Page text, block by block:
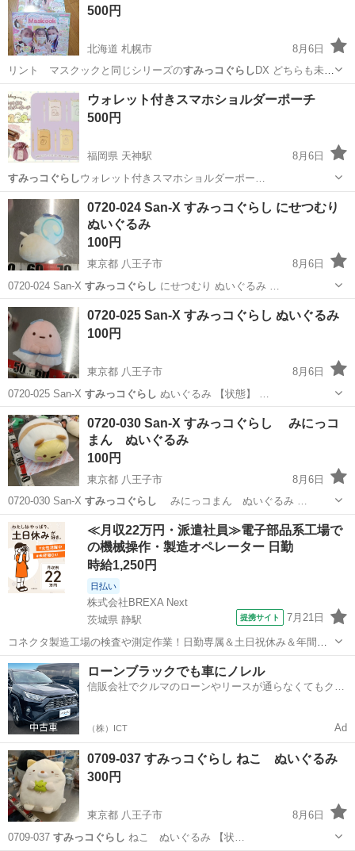
500円
北海道 札幌市
8月6日
リント マスクックと同じシリーズのすみっコぐらし DX どちらも未開
封品です。セ…
北海道 札幌市 すみっコぐらし
ウォレット付きスマホショルダーポーチ
500円
福岡県 天神駅
8月6日
すみっコぐらしウォレット付きスマホショルダーポー…
福岡 福岡市 ウォレット
0720-024 San-X すみっコぐらし にせつむり
ぬいぐるみ
100円
東京都 八王子市
8月6日
0720-024 San-X すみっコぐらし
東京 八王子市 San
0720-025 San-X すみっコぐらし ぬいぐるみ
100円
東京都 八王子市
8月6日
0720-025 San-X すみっコぐらし ぬいぐるみ 【状態】 …
東京 八王子市 San
0720-030 San-X すみっコぐらし みにっコ
まん ぬいぐるみ
100円
東京都 八王子市
8月6日
0720-030 San-X すみっコぐらし みにっコまん ぬいぐるみ …
東京 八王子市 おもちゃ San
≪月収22万円・派遣社員≫電子部品系工場で
の機械操作・製造オペレーター 日勤
時給1,250円
日払い
株式会社BREXA Next
茨城県 静駅
提携サイト 7月21日
コネクタ製造工場の検査や測定作業！日勤専属＆土日祝休み＆年間休
日128日★クリーンルーム内作業★マイカー通勤OK＆無料駐車場あり
★就業先食堂利用可！日払い制度あり！《茨城県常陸大宮市》 人気の
工場のお仕事 ◇コネクタ製造工...
茨城 常陸大宮市 静駅 その他
ローンブラックでも車にノレル
信販会社でクルマのローンやリースが通らなくてもクル
（株）ICT Ad
0709-037 すみっコぐらし ねこ ぬいぐるみ
300円
東京都 八王子市
8月6日
0709-037 すみっコぐらし ねこ ぬいぐるみ 【状…